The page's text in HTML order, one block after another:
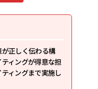
正しく伝わる構
ィングが得意な担
ィングまで実施し